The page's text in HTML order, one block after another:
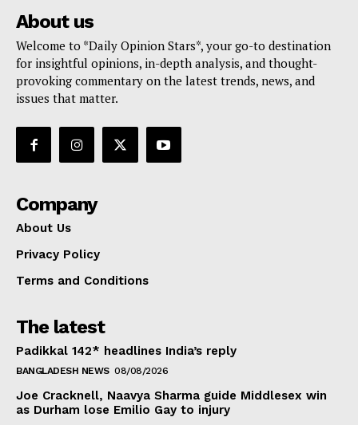
About us
Welcome to *Daily Opinion Stars*, your go-to destination
for insightful opinions, in-depth analysis, and thought-
provoking commentary on the latest trends, news, and
issues that matter.
Company
About Us
Privacy Policy
Terms and Conditions
The latest
Padikkal 142* headlines India’s reply
BANGLADESH NEWS 08/08/2026
Joe Cracknell, Naavya Sharma guide Middlesex win
as Durham lose Emilio Gay to injury